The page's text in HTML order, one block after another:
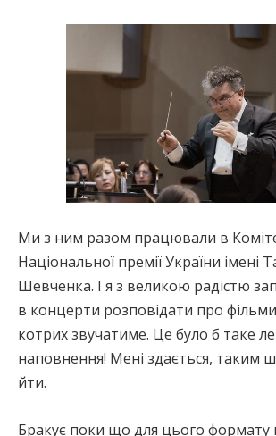
Ми з ним разом працювали в
Національної премії України імені
Шевченка. І я з великою радістю
в концерти розповідати про
котрих звучатиме. Це було б таке
наповнення! Мені здається, таким
йти.
Бракує поки що для цього формату